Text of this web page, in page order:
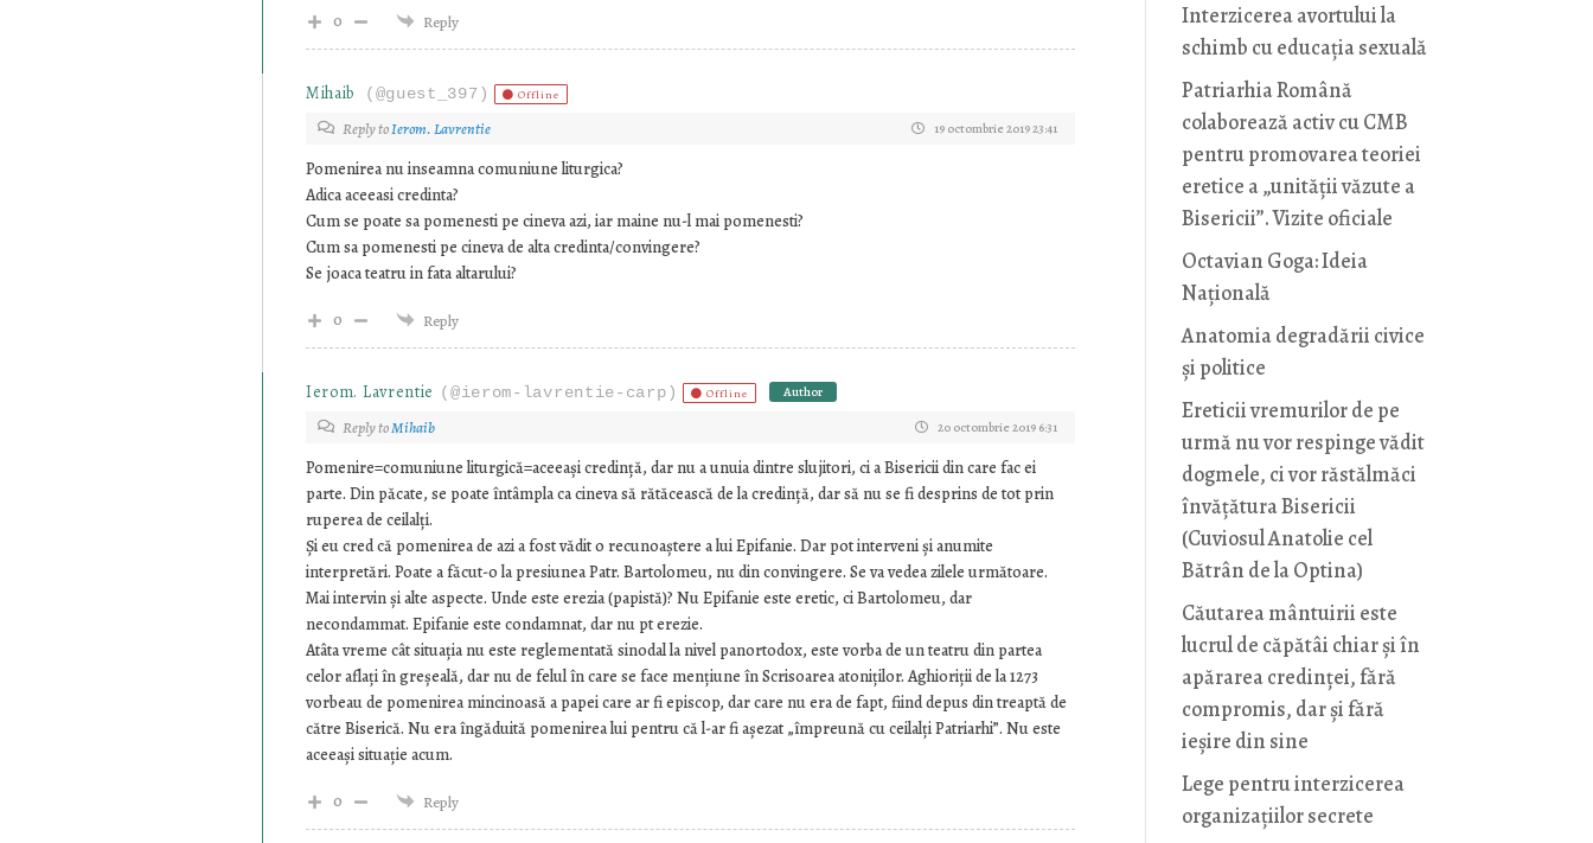
0 Reply
Mihaib (@guest_397) Offline
Reply toIerom. Lavrentie 19 octombrie 2019 23:41
Pomenirea nu inseamna comuniune liturgica?
Adica aceeasi credinta?
Cum se poate sa pomenesti pe cineva azi, iar maine nu-l mai pomenesti?
Cum sa pomenesti pe cineva de alta credinta/convingere?
Se joaca teatru in fata altarului?
0 Reply
Ierom. Lavrentie (@ierom-lavrentie-carp) Offline Author
Reply toMihaib 20 octombrie 2019 6:31
Pomenire=comuniune liturgică=aceeași credință, dar nu a unuia dintre slujitori, ci a Bisericii din care fac ei
parte. Din păcate, se poate întâmpla ca cineva să rătăcească de la credință, dar să nu se fi desprins de tot prin
ruperea de ceilalți.
Și eu cred că pomenirea de azi a fost vădit o recunoaștere a lui Epifanie. Dar pot interveni și anumite
interpretări. Poate a făcut-o la presiunea Patr. Bartolomeu, nu din convingere. Se va vedea zilele următoare.
Mai intervin și alte aspecte. Unde este erezia (papistă)? Nu Epifanie este eretic, ci Bartolomeu, dar
necondammat. Epifanie este condamnat, dar nu pt erezie.
Atâta vreme cât situația nu este reglementată sinodal la nivel panortodox, este vorba de un teatru din partea
celor aflați în greșeală, dar nu de felul în care se face mențiune în Scrisoarea atoniților. Aghioriții de la 1273
vorbeau de pomenirea mincinoasă a papei care ar fi episcop, dar care nu era de fapt, fiind depus din treaptă de
către Biserică. Nu era îngăduită pomenirea lui pentru că l-ar fi așezat „împreună cu ceilalți Patriarhi”. Nu este
aceeași situație acum.
0 Reply
Interzicerea avortului la
schimb cu educaţia sexuală
Patriarhia Română
colaborează activ cu CMB
pentru promovarea teoriei
eretice a „unității văzute a
Bisericii”. Vizite oficiale
Octavian Goga: Ideia
Naţională
Anatomia degradării civice
și politice
Ereticii vremurilor de pe
urmă nu vor respinge vădit
dogmele, ci vor răstălmăci
învățătura Bisericii
(Cuviosul Anatolie cel
Bătrân de la Optina)
Căutarea mântuirii este
lucrul de căpătâi chiar și în
apărarea credinței, fără
compromis, dar și fără
ieșire din sine
Lege pentru interzicerea
organizaţiilor secrete